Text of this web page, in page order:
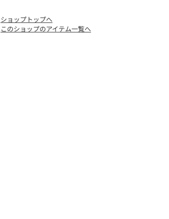
ていただいております。
ショップトップへ
このショップのアイテム一覧へ